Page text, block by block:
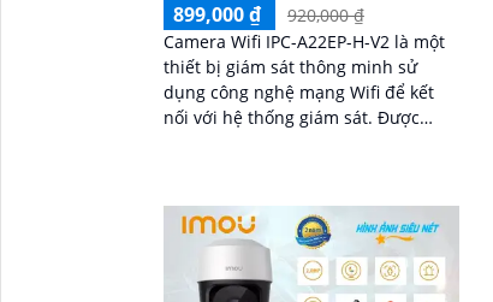
899,000 ₫
920,000 ₫
Camera Wifi IPC-A22EP-H-V2 là một
thiết bị giám sát thông minh sử
dụng công nghệ mạng Wifi để kết
nối với hệ thống giám sát. Được